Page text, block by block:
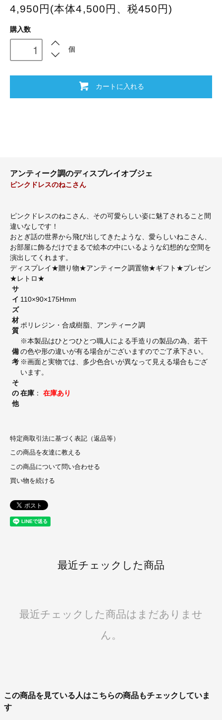
4,950円(本体4,500円、税450円)
購入数
個
カートに入れる
アンティーク調のディスプレイオブジェ
ピンクドレスのねこさん
ピンクドレスのねこさん、その可愛らしい姿に魅了されること間
違いなしです！
おとぎ話の世界から飛び出してきたような、愛らしいねこさん、
お部屋に飾るだけでまるで絵本の中にいるような幻想的な空間を
演出してくれます。
ディスプレイ★贈り物★アンティーク調置物★ギフト★プレゼン
★レトロ★
サ
イ
ズ
110×90×175Hmm
材
質
ポリレジン・合成樹脂、アンティーク調
備
考
※本製品はひとつひとつ職人による手造りの製品の為、若干
の色や形の違いが有る場合がございますのでご了承下さい。
※画面と実物では、多少色合いが異なって見える場合もござ
います。
そ
の
他
在庫 ： 在庫あり
特定商取引法に基づく表記（返品等）
この商品を友達に教える
この商品について問い合わせる
買い物を続ける
最近チェックした商品
最近チェックした商品はまだありませ
ん。
この商品を見ている人はこちらの商品もチェックしていま
す